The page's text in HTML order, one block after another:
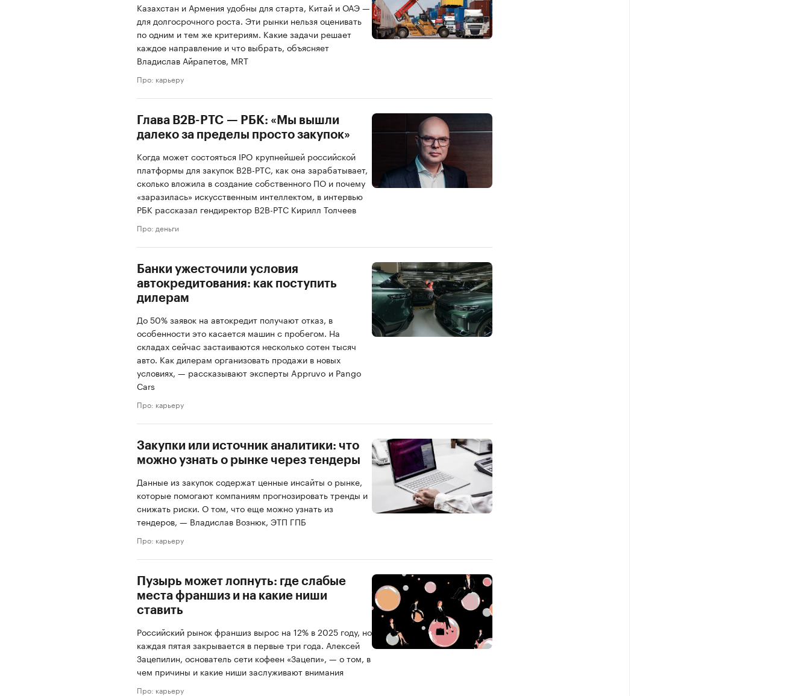
Казахстан и Армения удобны для старта, Китай и ОАЭ —
для долгосрочного роста. Эти рынки нельзя оценивать
по одним и тем же критериям. Какие задачи решает
каждое направление и что выбрать, объясняет
Владислав Айрапетов, MRT
Про: карьеру
Глава B2B-РТС — РБК: «Мы вышли
далеко за пределы просто закупок»
Когда может состояться IPO крупнейшей российской
платформы для закупок B2B-РТС, как она зарабатывает,
сколько вложила в создание собственного ПО и почему
«заразилась» искусственным интеллектом, в интервью
РБК рассказал гендиректор B2B-РТС Кирилл Толчеев
Про: деньги
Банки ужесточили условия
автокредитования: как поступить
дилерам
До 50% заявок на автокредит получают отказ, в
особенности это касается машин с пробегом. На
складах сейчас застаиваются несколько сотен тысяч
авто. Как дилерам организовать продажи в новых
условиях, — рассказывают эксперты Appruvo и Pango
Cars
Про: карьеру
Закупки или источник аналитики: что
можно узнать о рынке через тендеры
Данные из закупок содержат ценные инсайты о рынке,
которые помогают компаниям прогнозировать тренды и
снижать риски. О том, что еще можно узнать из
тендеров, — Владислав Вознюк, ЭТП ГПБ
Про: карьеру
Пузырь может лопнуть: где слабые
места франшиз и на какие ниши
ставить
Российский рынок франшиз вырос на 12% в 2025 году, но
каждая пятая закрывается в первые три года. Алексей
Зацепилин, основатель сети кофеен «Зацепи», — о том, в
чем причины и какие ниши заслуживают внимания
Про: карьеру